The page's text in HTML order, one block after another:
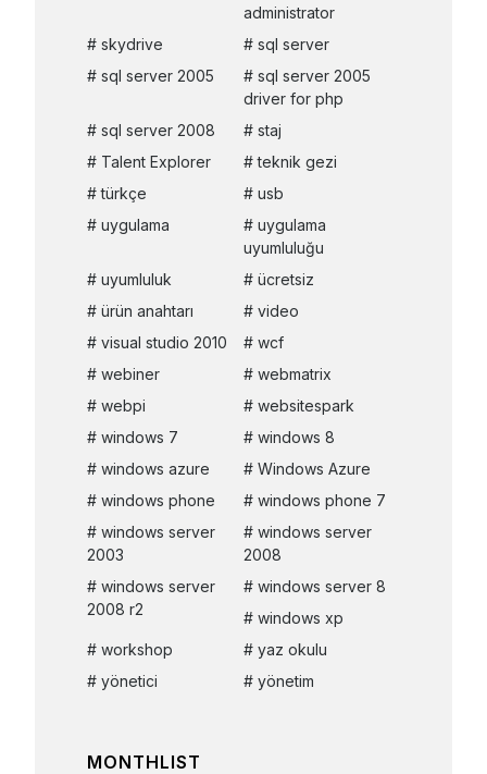
administrator
skydrive
sql server
sql server 2005
sql server 2005
driver for php
sql server 2008
staj
Talent Explorer
teknik gezi
türkçe
usb
uygulama
uygulama
uyumluluğu
uyumluluk
ücretsiz
ürün anahtarı
video
visual studio 2010
wcf
webiner
webmatrix
webpi
websitespark
windows 7
windows 8
windows azure
Windows Azure
windows phone
windows phone 7
windows server
2003
windows server
2008
windows server
2008 r2
windows server 8
windows xp
workshop
yaz okulu
yönetici
yönetim
MONTHLIST